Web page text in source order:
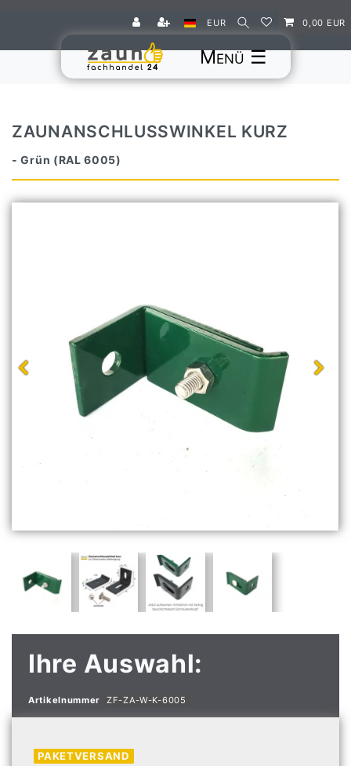
EUR 0,00 EUR
☰
ZAUNANSCHLUSSWINKEL KURZ
- Grün (RAL 6005)
Ihre Auswahl:
Artikelnummer ZF-ZA-W-K-6005
PAKETVERSAND